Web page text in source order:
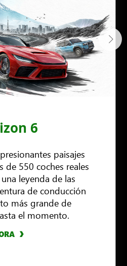
6
paisajes
de 550 coches reales
leyenda de las
de conducción
más grande de
el momento.